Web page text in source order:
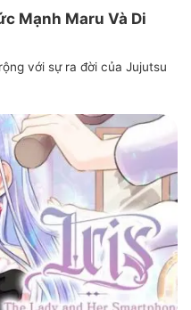
Mạnh Maru Và Di
với sự ra đời của Jujutsu